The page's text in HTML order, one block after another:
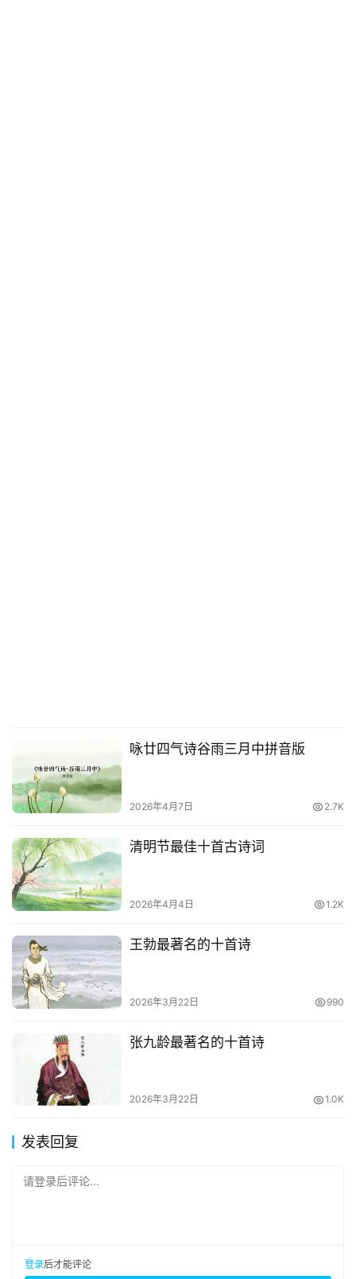
咏廿四气诗谷雨三月中拼音版
2026年4月7日 2.7K
清明节最佳十首古诗词
2026年4月4日 1.2K
王勃最著名的十首诗
2026年3月22日 990
张九龄最著名的十首诗
2026年3月22日 1.0K
发表回复
请登录后评论...
登录后才能评论